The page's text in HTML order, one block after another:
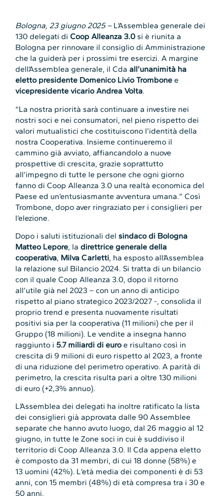
Bologna, 23 giugno 2025 –L’Assemblea generale dei
130 delegati diCoop Alleanza 3.0 si è riunita a
Bologna per rinnovare il consiglio di Amministrazione
che la guiderà per i prossimi tre esercizi. A margine
dell’Assemblea generale, il Cdaall’unanimità ha
eletto presidente Domenico Livio Trombone e
vicepresidente vicario Andrea Volta.
“La nostra priorità sarà continuare a investire nei
nostri soci e nei consumatori, nel pieno rispetto dei
valori mutualistici che costituiscono l’identità della
nostra Cooperativa. Insieme continueremo il
cammino già avviato, affiancandolo a nuove
prospettive di crescita, grazie soprattutto
all’impegno di tutte le persone che ogni giorno
fanno di Coop Alleanza 3.0 una realtà economica del
Paese ed un’entusiasmante avventura umana.” Così
Trombone, dopo aver ringraziato per i consiglieri per
l’elezione.
Dopo i saluti istituzionali del sindaco di Bologna
Matteo Lepore, ladirettrice generale della
cooperativa, Milva Carletti, ha esposto all’Assemblea
la relazione sul Bilancio 2024. Si tratta di un bilancio
con il quale Coop Alleanza 3.0, dopo il ritorno
all’utile già nel 2023 – con un anno di anticipo
rispetto al piano strategico 2023/2027 -, consolida il
proprio trend e presenta nuovamente risultati
positivi sia per la cooperativa (11 milioni) che per il
Gruppo (18 milioni). Le vendite a insegna hanno
raggiunto i 5.7 miliardi di euroe risultano così in
crescita di 9 milioni di euro rispetto al 2023, a fronte
di una riduzione del perimetro operativo. A parità di
perimetro, la crescita risulta pari a oltre 130 milioni
di euro (+2,3% annuo).
L’Assemblea dei delegati ha inoltre ratificato la lista
dei consiglieri già approvata dalle 90 Assemblee
separate che hanno avuto luogo, dal 26 maggio al 12
giugno, in tutte le Zone soci in cui è suddiviso il
territorio di Coop Alleanza 3.0. Il Cda appena eletto
è composto da 31 membri, di cui 18 donne (58%) e
13 uomini (42%). L’età media dei componenti è di 53
anni, con 15 membri (48%) di età compresa tra i 30 e
50 anni.